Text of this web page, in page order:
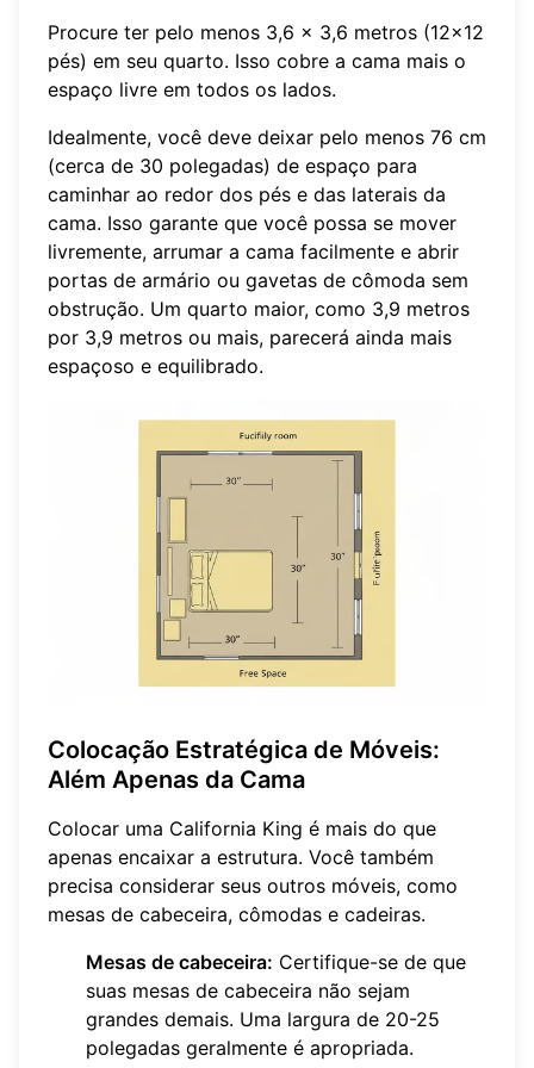
Procure ter pelo menos 3,6 x 3,6 metros (12x12
pés) em seu quarto. Isso cobre a cama mais o
espaço livre em todos os lados.
Idealmente, você deve deixar pelo menos 76 cm
(cerca de 30 polegadas) de espaço para
caminhar ao redor dos pés e das laterais da
cama. Isso garante que você possa se mover
livremente, arrumar a cama facilmente e abrir
portas de armário ou gavetas de cômoda sem
obstrução. Um quarto maior, como 3,9 metros
por 3,9 metros ou mais, parecerá ainda mais
espaçoso e equilibrado.
Colocação Estratégica de Móveis:
Além Apenas da Cama
Colocar uma California King é mais do que
apenas encaixar a estrutura. Você também
precisa considerar seus outros móveis, como
mesas de cabeceira, cômodas e cadeiras.
Mesas de cabeceira: Certifique-se de que
suas mesas de cabeceira não sejam
grandes demais. Uma largura de 20-25
polegadas geralmente é apropriada.